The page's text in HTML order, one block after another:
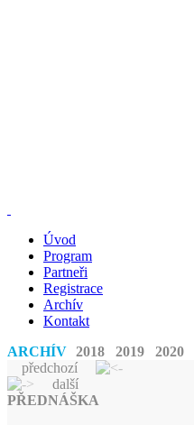
Úvod
Program
Partneři
Registrace
Archív
Kontakt
ARCHÍV 2018 2019 2020
předchozí
další
PŘEDNÁŠKA